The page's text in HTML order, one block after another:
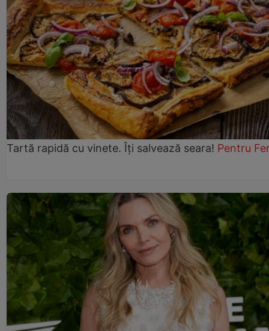
Tartă rapidă cu vinete. Îți salvează seara! Pentru